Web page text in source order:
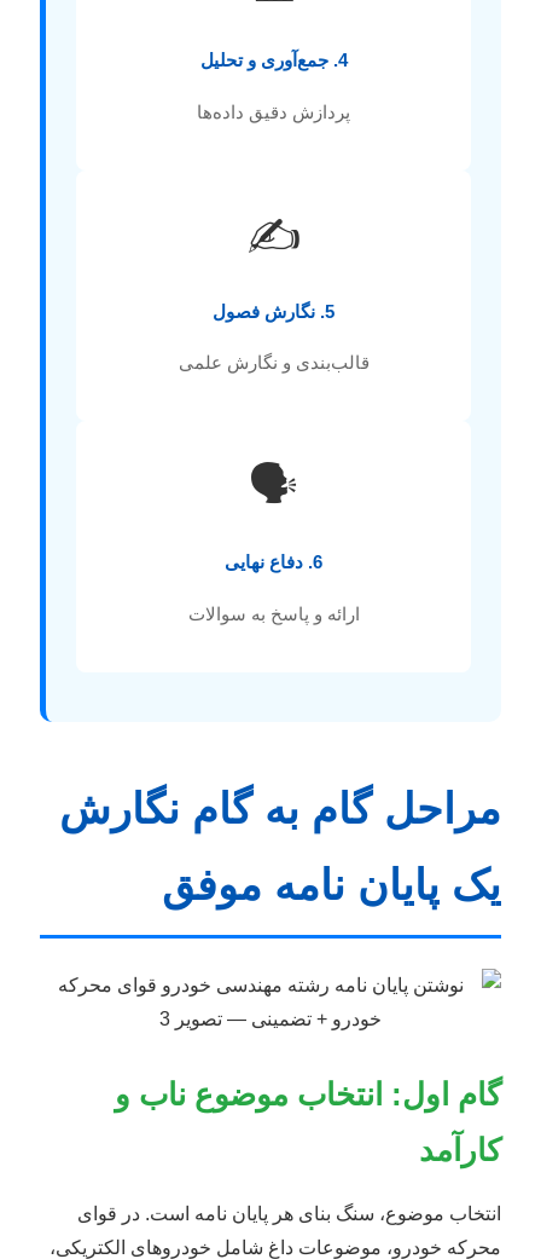
4. جمع‌آوری و تحلیل
پردازش دقیق داده‌ها
✍️
5. نگارش فصول
قالب‌بندی و نگارش علمی
🗣️
6. دفاع نهایی
ارائه و پاسخ به سوالات
مراحل گام به گام نگارش
یک پایان نامه موفق
گام اول: انتخاب موضوع ناب و
کارآمد
انتخاب موضوع، سنگ بنای هر پایان نامه است. در قوای
محرکه خودرو، موضوعات داغ شامل خودروهای الکتریکی،